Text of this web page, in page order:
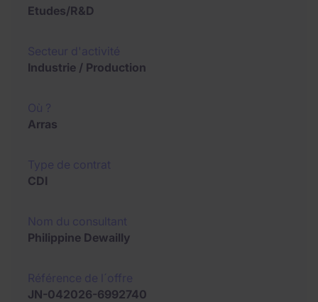
Etudes/R&D
Industrie / Production
Arras
CDI
Philippine Dewailly
JN-042026-6992740